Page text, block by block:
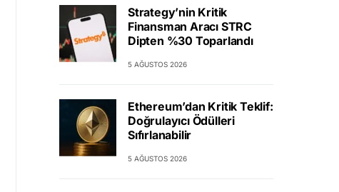
Strategy’nin Kritik
Finansman Aracı STRC
Dipten %30 Toparlandı
5 AĞUSTOS 2026
Ethereum’dan Kritik Teklif:
Doğrulayıcı Ödülleri
Sıfırlanabilir
5 AĞUSTOS 2026